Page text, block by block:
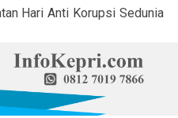
Hari Anti Korupsi Sedunia